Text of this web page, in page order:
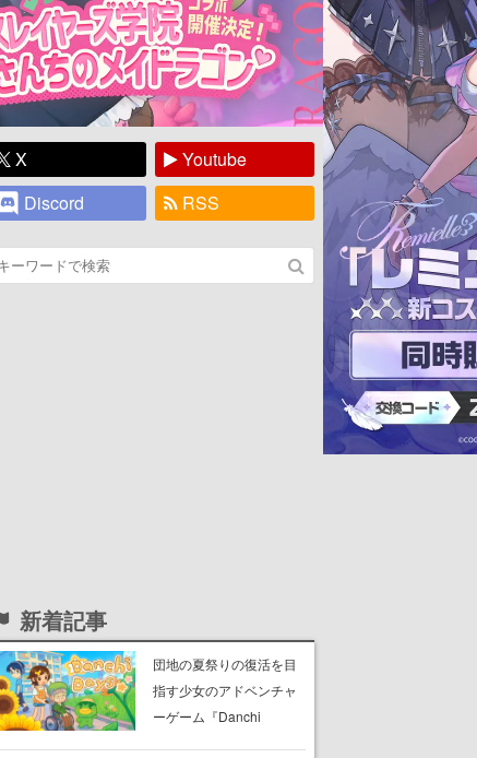
X
Youtube
Discord
RSS
新着記事
団地の夏祭りの復活を目
指す少女のアドベンチャ
ーゲーム『Danchi